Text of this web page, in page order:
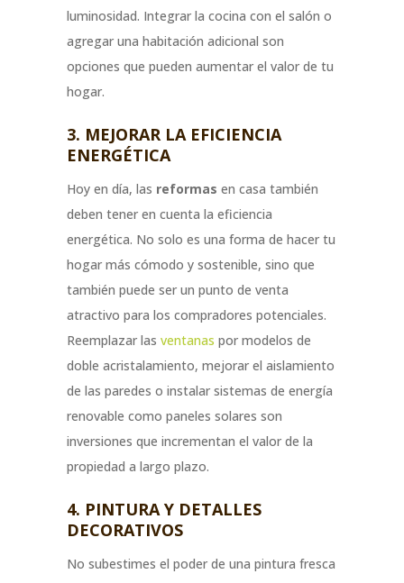
luminosidad. Integrar la cocina con el salón o
agregar una habitación adicional son
opciones que pueden aumentar el valor de tu
hogar.
3. MEJORAR LA EFICIENCIA
ENERGÉTICA
Hoy en día, las reformas en casa también
deben tener en cuenta la eficiencia
energética. No solo es una forma de hacer tu
hogar más cómodo y sostenible, sino que
también puede ser un punto de venta
atractivo para los compradores potenciales.
Reemplazar las ventanas por modelos de
doble acristalamiento, mejorar el aislamiento
de las paredes o instalar sistemas de energía
renovable como paneles solares son
inversiones que incrementan el valor de la
propiedad a largo plazo.
4. PINTURA Y DETALLES
DECORATIVOS
No subestimes el poder de una pintura fresca